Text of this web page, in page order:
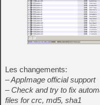
Les changements:
– AppImage official support
– Check and try to fix
files for crc, md5, sha1